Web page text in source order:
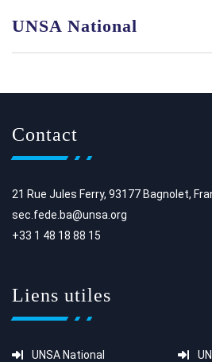
UNSA National
Contact
21 Rue Jules Ferry, 93177 Bagnolet,
sec.fede.ba@unsa.org
+33 1 48 18 88 15
Liens utiles
UNSA National